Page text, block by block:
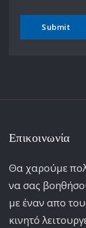
Επικοινωνία
Θα χαρούμε
να σας
με έναν απο
κινητό